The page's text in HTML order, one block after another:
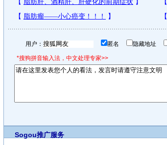
用户： 匿名 隐藏地址
*搜狗拼音输入法，中文处理专家>>
Sogou推广服务